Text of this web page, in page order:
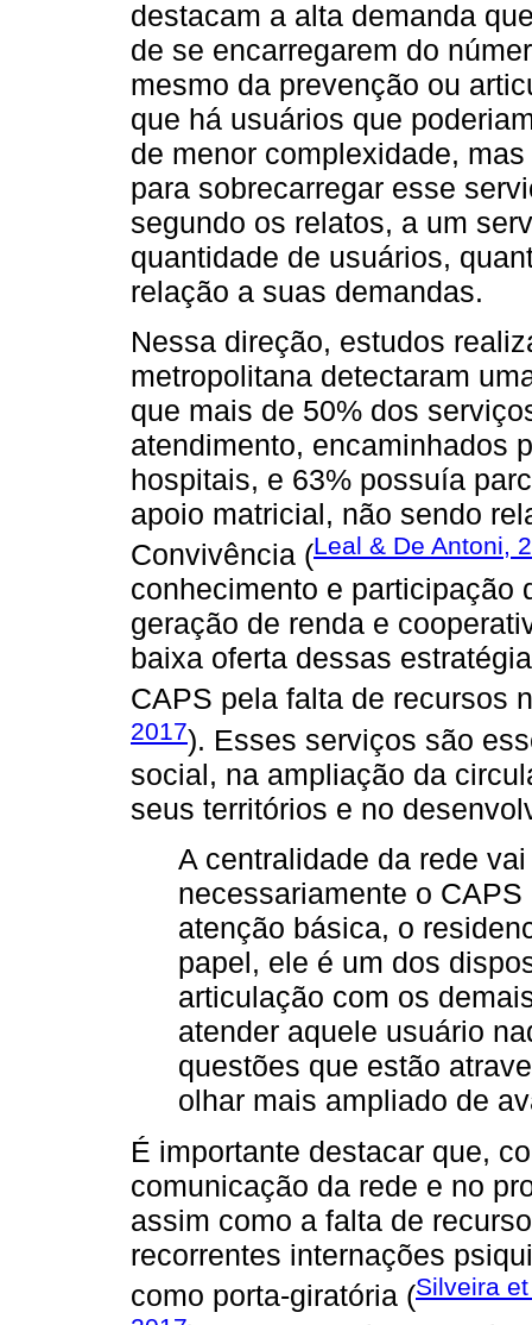
destacam a alta demanda
de se encarregarem do
mesmo da prevenção ou
que há usuários que
de menor complexidade,
para sobrecarregar esse
segundo os relatos, a um
quantidade de usuários,
relação a suas demandas.
Nessa direção, estudos
metropolitana detectaram
que mais de 50% dos
atendimento, encaminhados
hospitais, e 63% possuía
apoio matricial, não sendo
Convivência (Leal & De Antoni,
conhecimento e participação
geração de renda e
baixa oferta dessas
CAPS pela falta de recursos
2017). Esses serviços são
social, na ampliação da
seus territórios e no
A centralidade da rede
necessariamente o
atenção básica, o
papel, ele é um dos
articulação com os
atender aquele usuário
questões que estão
olhar mais ampliado de
É importante destacar que,
comunicação da rede e no
assim como a falta de
recorrentes internações
como porta-giratória (Silveira